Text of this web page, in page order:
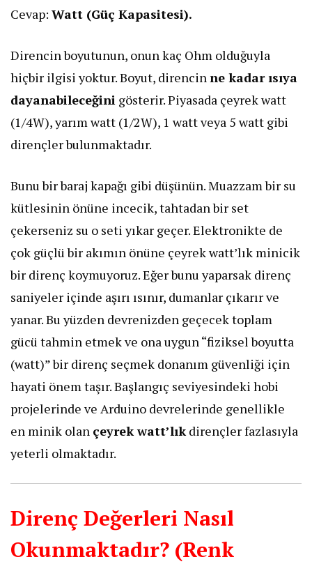
​Cevap: Watt (Güç Kapasitesi).
​Direncin boyutunun, onun kaç Ohm olduğuyla
hiçbir ilgisi yoktur. Boyut, direncinne kadar ısıya
dayanabileceğini gösterir. Piyasada çeyrek watt
(1/4W), yarım watt (1/2W), 1 watt veya 5 watt gibi
dirençler bulunmaktadır.
​Bunu bir baraj kapağı gibi düşünün. Muazzam bir su
kütlesinin önüne incecik, tahtadan bir set
çekerseniz su o seti yıkar geçer. Elektronikte de
çok güçlü bir akımın önüne çeyrek watt’lık minicik
bir direnç koymuyoruz. Eğer bunu yaparsak direnç
saniyeler içinde aşırı ısınır, dumanlar çıkarır ve
yanar. Bu yüzden devrenizden geçecek toplam
gücü tahmin etmek ve ona uygun “fiziksel boyutta
(watt)” bir direnç seçmek donanım güvenliği için
hayati önem taşır. Başlangıç seviyesindeki hobi
projelerinde ve Arduino devrelerinde genellikle
en minik olan çeyrek watt’lıkdirençler fazlasıyla
yeterli olmaktadır.
Direnç Değerleri Nasıl
Okunmaktadır? (Renk